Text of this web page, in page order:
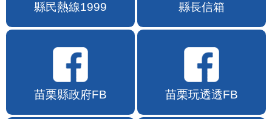
縣民熱線1999 縣長信箱
苗栗縣政府FB 苗栗玩透透FB